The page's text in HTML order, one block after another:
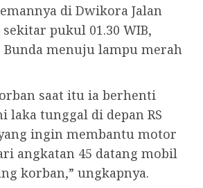
di Dwikora Jalan
pukul 01.30 WIB,
menuju lampu merah
saat itu ia berhenti
tunggal di depan RS
ingin membantu motor
angkatan 45 datang mobil
korban,” ungkapnya.